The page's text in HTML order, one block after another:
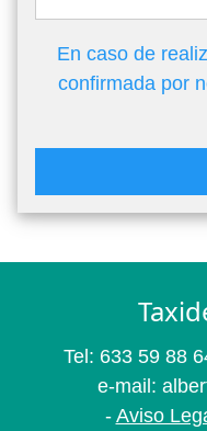
En caso de
confirmada por
Tel: 633 59 88
e-mail:
- Aviso